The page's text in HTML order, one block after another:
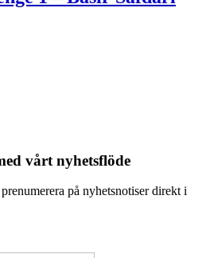
vårt nyhetsflöde
på nyhetsnotiser direkt i